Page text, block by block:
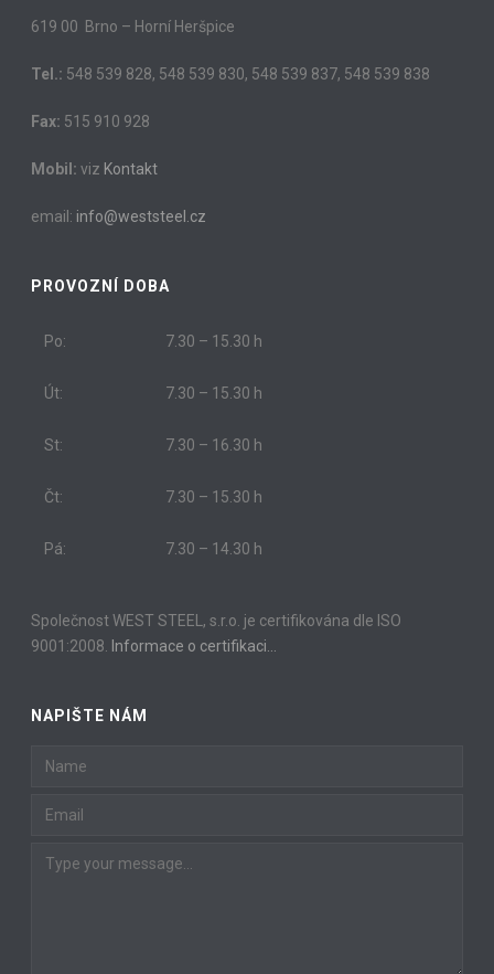
619 00 Brno – Horní Heršpice
Tel.: 548 539 828, 548 539 830, 548 539 837, 548 539 838
Fax: 515 910 928
Mobil: viz Kontakt
email: info@weststeel.cz
PROVOZNÍ DOBA
Po: 7.30 – 15.30 h
Út: 7.30 – 15.30 h
St: 7.30 – 16.30 h
Čt: 7.30 – 15.30 h
Pá: 7.30 – 14.30 h
Společnost WEST STEEL, s.r.o. je certifikována dle ISO
9001:2008.
Informace o certifikaci…
NAPIŠTE NÁM